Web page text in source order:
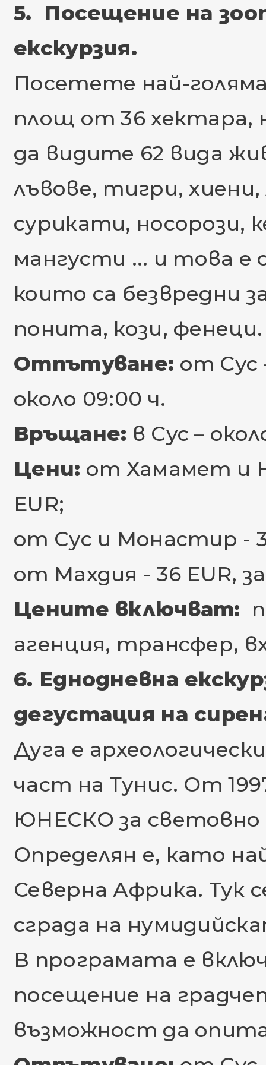
5. Посещение на
екскурзия.
Посетете най-
площ от 36
да видите 62 вида
лъвове, тигри,
сурикати, носорози,
мангусти ... и това е
които са безвредни
понита, кози, фенеци.
Отпътуване: от Сус
около 09:00 ч.
Връщане: в Сус –
Цени: от Хамамет и
EUR;
от Сус и Монастир - 32
от Махдия - 36 EUR, за
Цените включват:
агенция, трансфер,
6. Еднодневна
дегустация на
Дуга е
част на Тунис. От
ЮНЕСКО за световно
Определян е, като
Северна Африка. Тук
сграда на
В програмата е
посещение на
възможност да